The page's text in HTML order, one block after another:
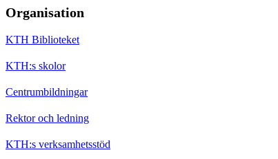
Organisation
KTH Biblioteket
KTH:s skolor
Centrumbildningar
Rektor och ledning
KTH:s verksamhetsstöd